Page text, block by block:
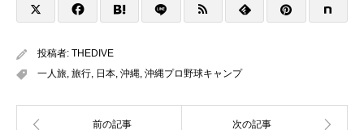
投稿者: THEDIVE
一人旅, 旅行, 日本, 沖縄, 沖縄プロ野球キャンプ